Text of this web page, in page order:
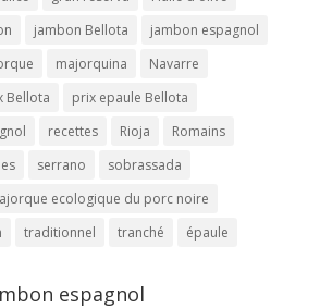
jambon Bellota
jambon espagnol
majorquina
Navarre
Bellota
prix epaule Bellota
recettes Rioja
Romains
serrano
sobrassada
ecologique du porc noire
traditionnel tranché épaule
espagnol